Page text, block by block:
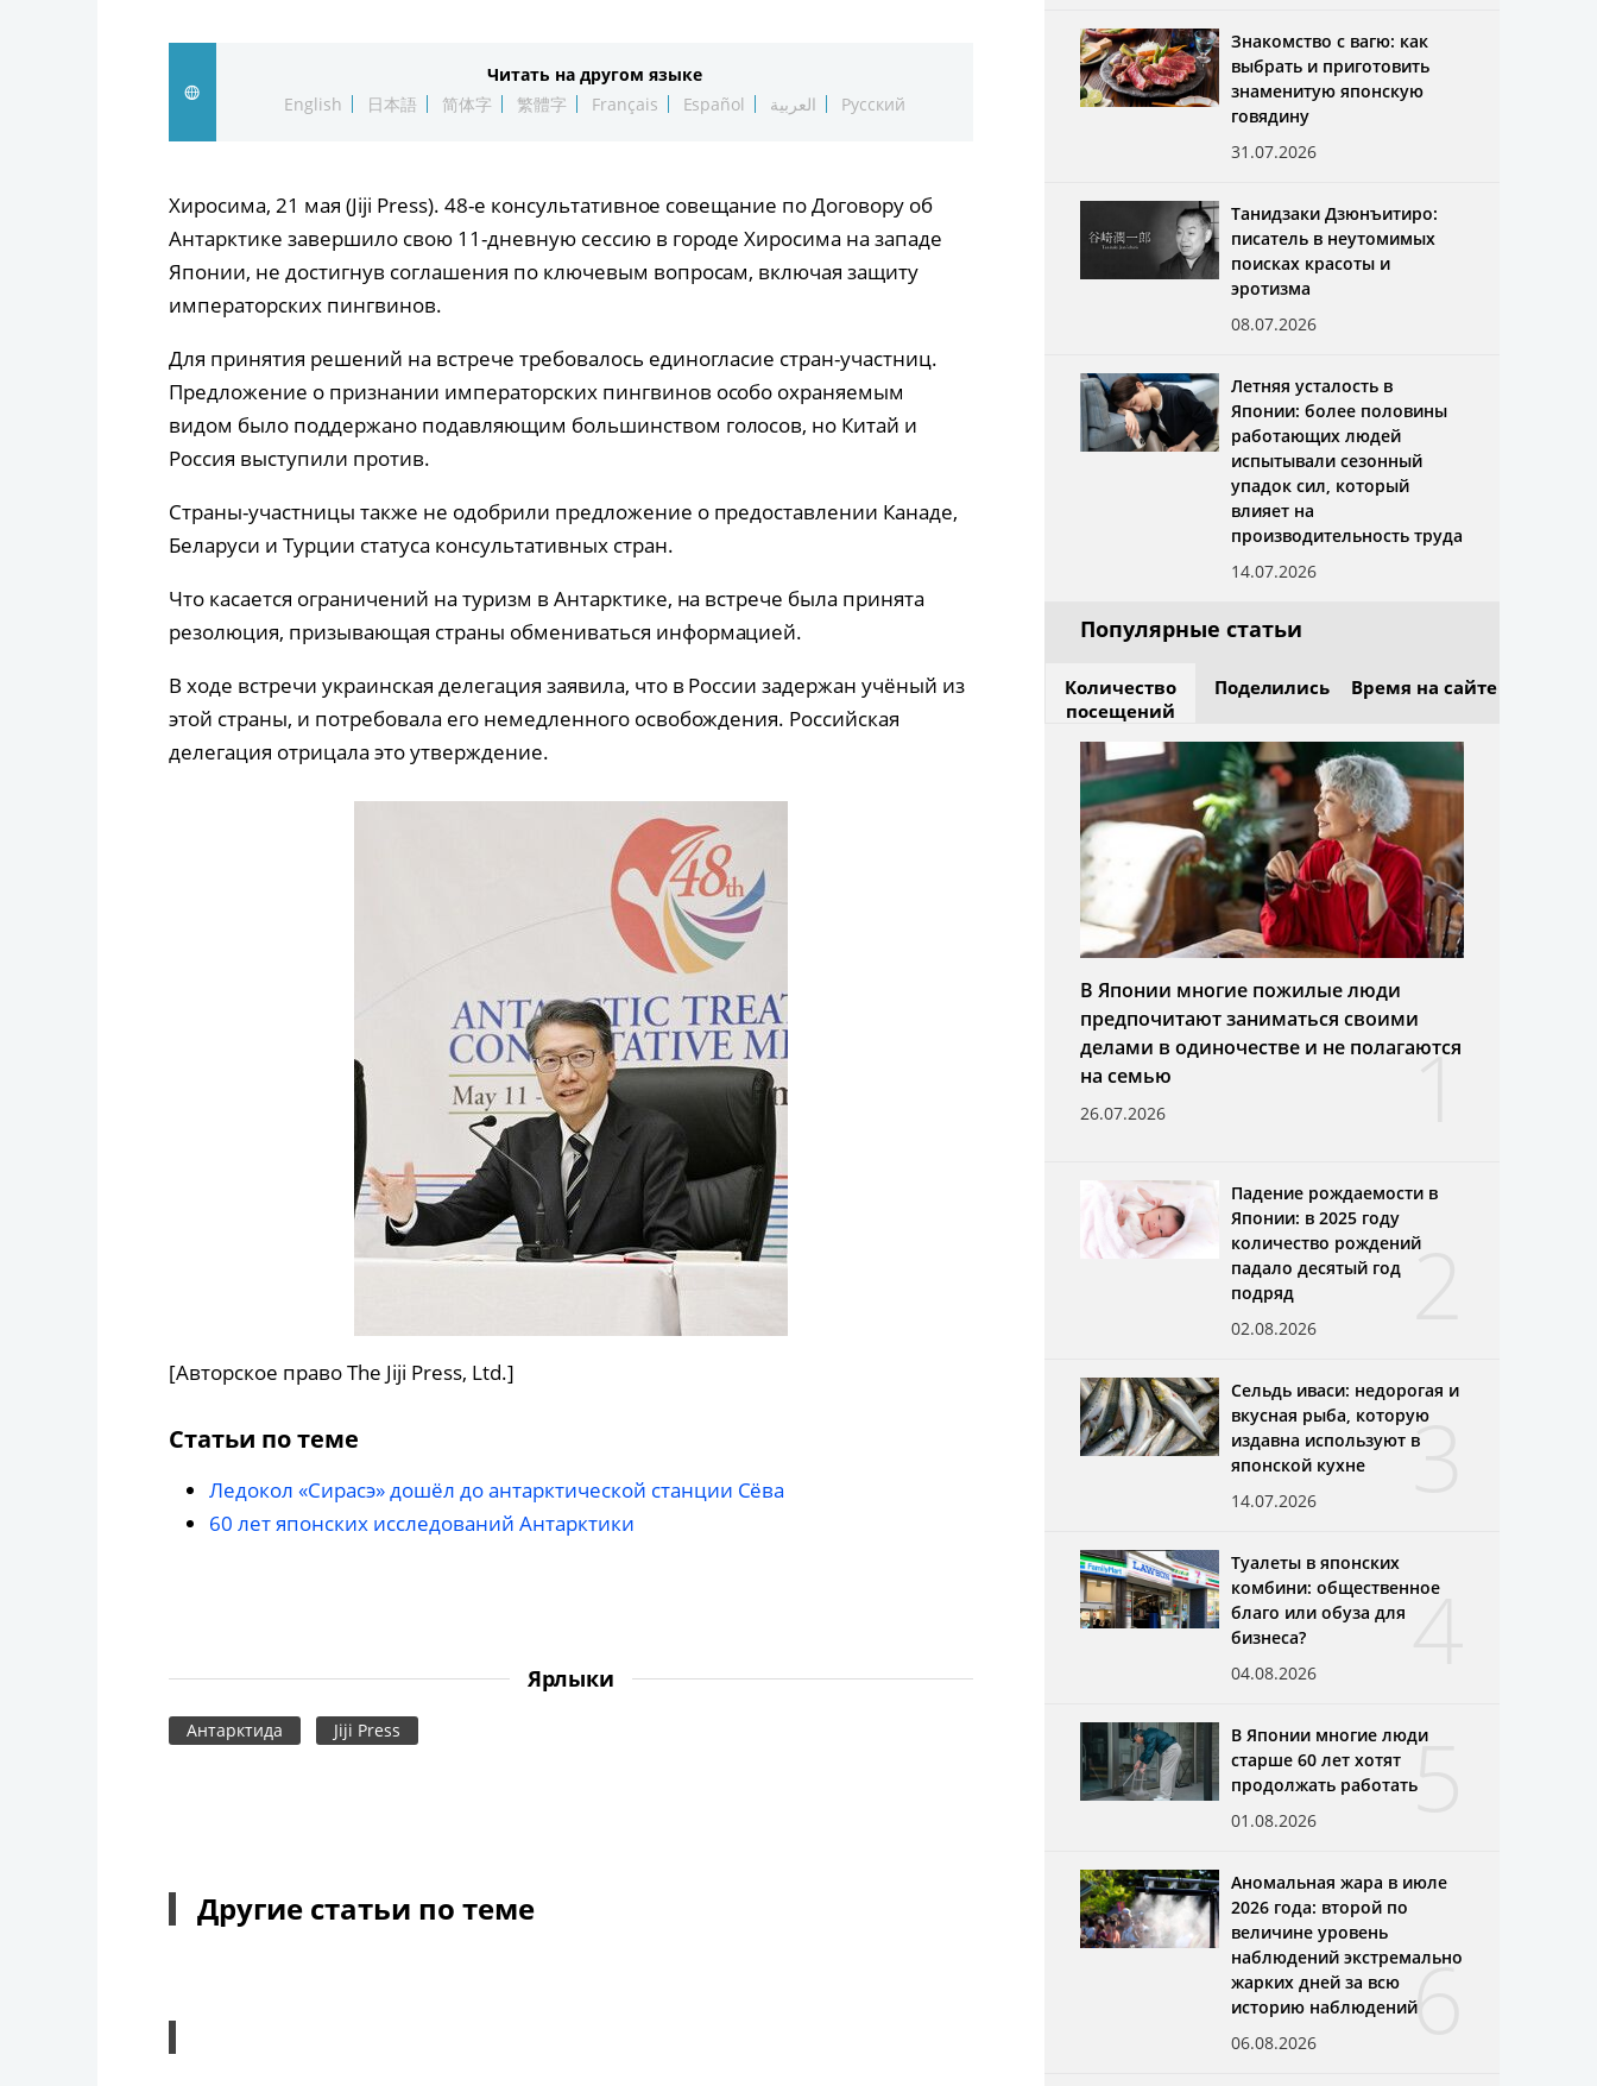
Токио
Читать на другом языке
English
日本語 简体字 繁體字 Français Español العربية Русский
Хиросима, 21 мая (Jiji Press). 48-е консультативное совещание по Договору об
Антарктике завершило свою 11-дневную сессию в городе Хиросима на западе
Японии, не достигнув соглашения по ключевым вопросам, включая защиту
императорских пингвинов.
Для принятия решений на встрече требовалось единогласие стран-участниц.
Предложение о признании императорских пингвинов особо охраняемым
видом было поддержано подавляющим большинством голосов, но Китай и
Россия выступили против.
Страны-участницы также не одобрили предложение о предоставлении Канаде,
Беларуси и Турции статуса консультативных стран.
Что касается ограничений на туризм в Антарктике, на встрече была принята
резолюция, призывающая страны обмениваться информацией.
В ходе встречи украинская делегация заявила, что в России задержан учёный из
этой страны, и потребовала его немедленного освобождения. Российская
делегация отрицала это утверждение.
[Авторское право The Jiji Press, Ltd.]
Статьи по теме
Ледокол «Сирасэ» дошёл до антарктической станции Сёва
60 лет японских исследований Антарктики
Ярлыки
Антарктида Jiji Press
Другие статьи по теме
Знакомство с вагю: как
выбрать и приготовить
знаменитую японскую
говядину
31.07.2026
Танидзаки Дзюнъитиро:
писатель в неутомимых
поисках красоты и
эротизма
08.07.2026
Летняя усталость в
Японии: более половины
работающих людей
испытывали сезонный
упадок сил, который
влияет на
производительность труда
14.07.2026
Популярные статьи
Количество
посещений
Поделились Время на сайте
1
В Японии многие пожилые люди
предпочитают заниматься своими
делами в одиночестве и не полагаются
на семью
26.07.2026
2
Падение рождаемости в
Японии: в 2025 году
количество рождений
падало десятый год
подряд
02.08.2026
3
Сельдь иваси: недорогая и
вкусная рыба, которую
издавна используют в
японской кухне
14.07.2026
4
Туалеты в японских
комбини: общественное
благо или обуза для
бизнеса?
04.08.2026
5
В Японии многие люди
старше 60 лет хотят
продолжать работать
01.08.2026
6
Аномальная жара в июле
2026 года: второй по
величине уровень
наблюдений экстремально
жарких дней за всю
историю наблюдений
06.08.2026